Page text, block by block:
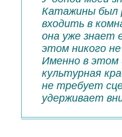
Катажины был
входить в
она уже знает
этом никого
Именно в этом
культурная
не требует
удерживает